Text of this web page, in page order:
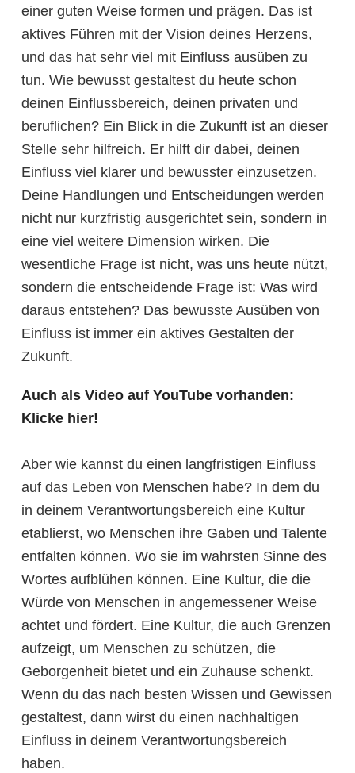
einer guten Weise formen und prägen. Das ist
aktives Führen mit der Vision deines Herzens,
und das hat sehr viel mit Einfluss ausüben zu
tun. Wie bewusst gestaltest du heute schon
deinen Einflussbereich, deinen privaten und
beruflichen? Ein Blick in die Zukunft ist an dieser
Stelle sehr hilfreich. Er hilft dir dabei, deinen
Einfluss viel klarer und bewusster einzusetzen.
Deine Handlungen und Entscheidungen werden
nicht nur kurzfristig ausgerichtet sein, sondern in
eine viel weitere Dimension wirken. Die
wesentliche Frage ist nicht, was uns heute nützt,
sondern die entscheidende Frage ist: Was wird
daraus entstehen? Das bewusste Ausüben von
Einfluss ist immer ein aktives Gestalten der
Zukunft.
Auch als Video auf YouTube vorhanden:
Klicke hier!
Aber wie kannst du einen langfristigen Einfluss
auf das Leben von Menschen habe? In dem du
in deinem Verantwortungsbereich eine Kultur
etablierst, wo Menschen ihre Gaben und Talente
entfalten können. Wo sie im wahrsten Sinne des
Wortes aufblühen können. Eine Kultur, die die
Würde von Menschen in angemessener Weise
achtet und fördert. Eine Kultur, die auch Grenzen
aufzeigt, um Menschen zu schützen, die
Geborgenheit bietet und ein Zuhause schenkt.
Wenn du das nach besten Wissen und Gewissen
gestaltest, dann wirst du einen nachhaltigen
Einfluss in deinem Verantwortungsbereich
haben.